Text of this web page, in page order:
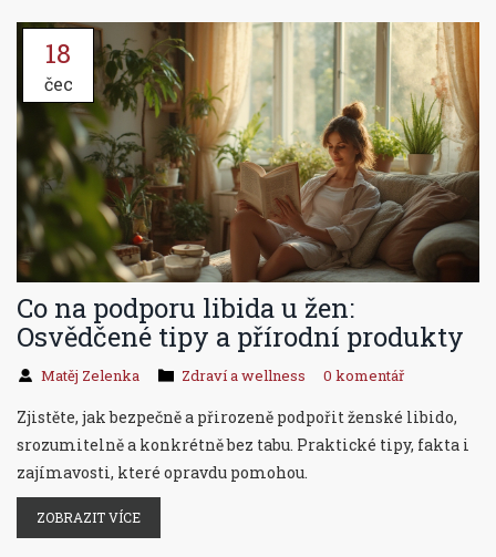
18
čec
Co na podporu libida u žen:
Osvědčené tipy a přírodní produkty
Matěj Zelenka Zdraví a wellness 0 komentář
Zjistěte, jak bezpečně a přirozeně podpořit ženské libido,
srozumitelně a konkrétně bez tabu. Praktické tipy, fakta i
zajímavosti, které opravdu pomohou.
ZOBRAZIT VÍCE